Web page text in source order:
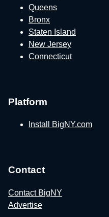
Queens
Bronx
Staten Island
New Jersey
Connecticut
Platform
Install BigNY.com
Contact
Contact BigNY
Advertise